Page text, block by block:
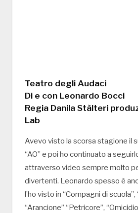
Teatro degli Audaci
Di e con Leonardo Bocci
Regia Danila Stàlteri
Lab
Avevo visto la scorsa stagione il
“AO” e poi ho continuato a
attraverso video sempre molto
divertenti. Leonardo spesso è
l’ho visto in “Compagni di scuola”,
“Arancione” “Petricore”,